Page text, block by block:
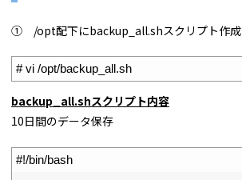
① /opt配下にbackup_all.shスクリプト作成
# vi /opt/backup_all.sh
backup_all.shスクリプト内容
10日間のデータ保存
#!/bin/bash